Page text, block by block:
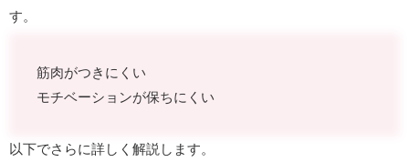
す。
筋肉がつきにくい
モチベーションが保ちにくい
以下でさらに詳しく解説します。